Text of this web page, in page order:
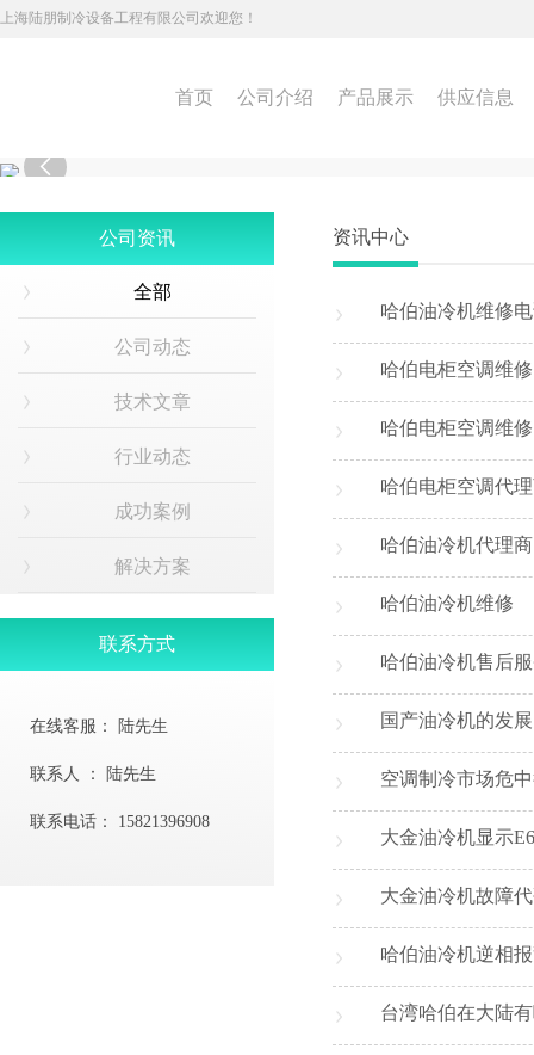
上海陆朋制冷设备工程有限公司欢迎您！
首页 公司介绍 产品展示 供应信息

公司资讯
全部
公司动态
技术文章
行业动态
成功案例
解决方案
联系方式
在线客服： 陆先生
联系人 ： 陆先生
联系电话： 15821396908
资讯中心
哈伯油冷机维修
哈伯电柜空调维
哈伯电柜空调维修
哈伯电柜空调代
哈伯油冷机代理商
哈伯油冷机维修
哈伯油冷机售后
国产油冷机的发展
空调制冷市场危
大金油冷机显示
大金油冷机故障
哈伯油冷机逆相
台湾哈伯在大陆